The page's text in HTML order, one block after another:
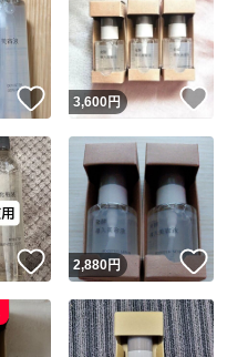
いいね！
3,600円
いいね！
2,880円